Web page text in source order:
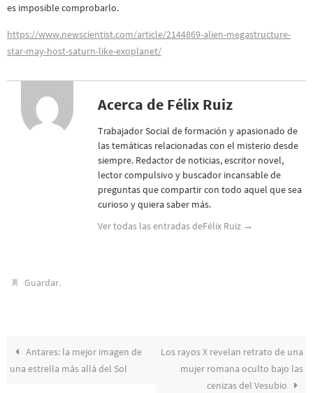
es imposible comprobarlo.
https://www.newscientist.com/article/2144869-alien-megastructure-
star-may-host-saturn-like-exoplanet/
Acerca de Félix Ruiz
Trabajador Social de formación y apasionado de
las temáticas relacionadas con el misterio desde
siempre. Redactor de noticias, escritor novel,
lector compulsivo y buscador incansable de
preguntas que compartir con todo aquel que sea
curioso y quiera saber más.
Ver todas las entradas deFélix Ruiz →
Guardar.
Antares: la mejor imagen de
una estrella más allá del Sol
Los rayos X revelan retrato de una
mujer romana oculto bajo las
cenizas del Vesubio